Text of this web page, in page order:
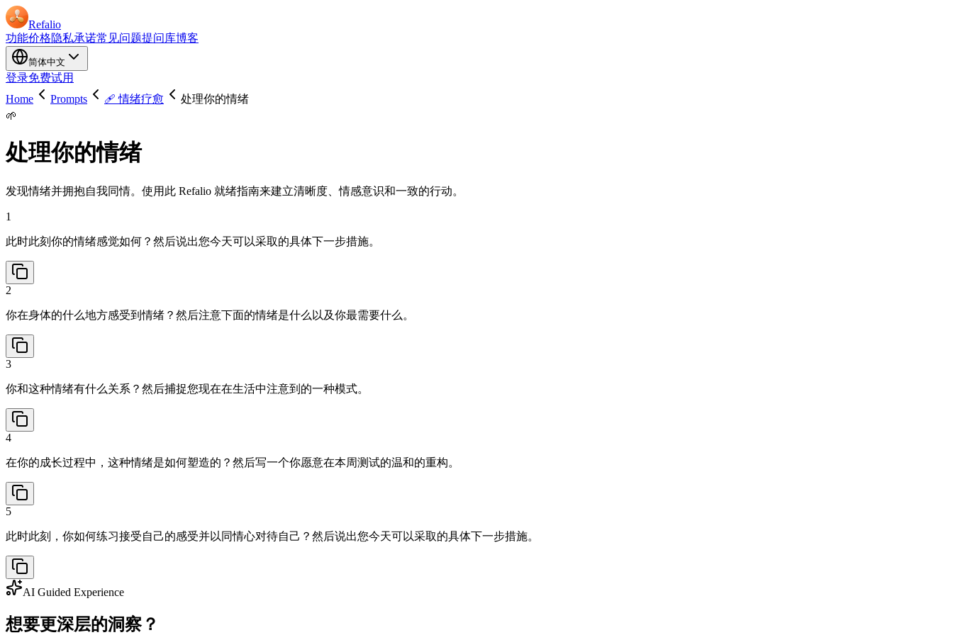
Refalio
功能价格隐私承诺常见问题提问库博客
简体中文
登录免费试用
Home
Prompts 🩹 情绪疗愈
处理你的情绪
🌱
处理你的情绪
发现情绪并拥抱自我同情。使用此 Refalio 就绪指南来建立清晰度、情感意识和一致的行动。
1
此时此刻你的情绪感觉如何？然后说出您今天可以采取的具体下一步措施。
2
你在身体的什么地方感受到情绪？然后注意下面的情绪是什么以及你最需要什么。
3
你和这种情绪有什么关系？然后捕捉您现在在生活中注意到的一种模式。
4
在你的成长过程中，这种情绪是如何塑造的？然后写一个你愿意在本周测试的温和的重构。
5
此时此刻，你如何练习接受自己的感受并以同情心对待自己？然后说出您今天可以采取的具体下一步措施。
AI Guided Experience
想要更深层的洞察？